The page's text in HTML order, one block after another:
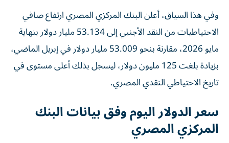
وفي هذا السياق، أعلن البنك المركزي المصري ارتفاع صافي
الاحتياطيات من النقد الأجنبي إلى 53.134 مليار دولار بنهاية
مايو 2026، مقارنة بنحو 53.009 مليار دولار في إبريل الماضي،
بزيادة بلغت 125 مليون دولار، ليسجل بذلك أعلى مستوى في
تاريخ الاحتياطي النقدي المصري.
سعر الدولار اليوم وفق بيانات البنك
المركزي المصري